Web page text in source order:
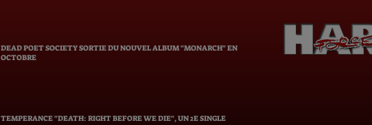
DEAD POET SOCIETY SORTIE DU NOUVEL ALBUM "MONARCH" EN
OCTOBRE
TEMPERANCE "DEATH: RIGHT BEFORE WE DIE", UN 2E SINGLE